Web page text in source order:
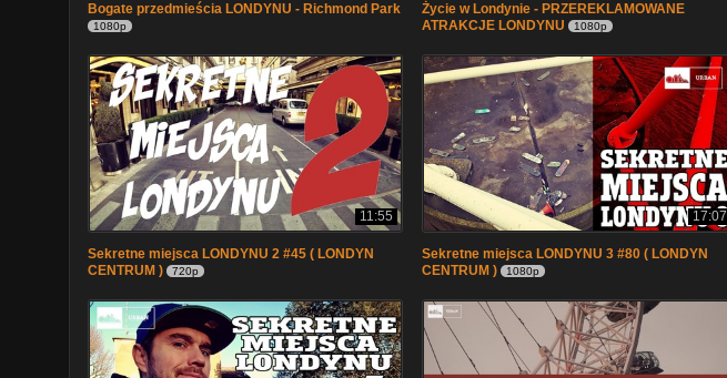
Bogate przedmieścia LONDYNU - Richmond Park
1080p
Życie w Londynie - PRZEREKLAMOWANE
ATRAKCJE LONDYNU
1080p
11:55
Sekretne miejsca LONDYNU 2 #45 ( LONDYN
CENTRUM )
720p
17:07
Sekretne miejsca LONDYNU 3 #80 ( LONDYN
CENTRUM )
1080p